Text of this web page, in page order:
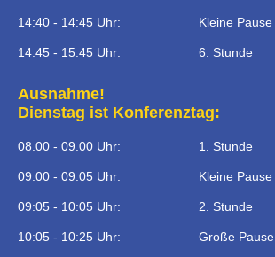
14:40 - 14:45 Uhr: Kleine Pause
14:45 - 15:45 Uhr: 6. Stunde
Ausnahme!
Dienstag ist Konferenztag:
08.00 - 09.00 Uhr: 1. Stunde
09:00 - 09:05 Uhr: Kleine Pause
09:05 - 10:05 Uhr: 2. Stunde
10:05 - 10:25 Uhr: Große Pause